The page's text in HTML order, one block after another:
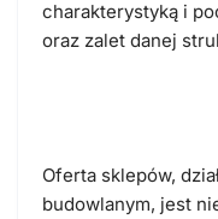
charakterystyką i
oraz zalet danej
Oferta sklepów,
budowlanym, jest